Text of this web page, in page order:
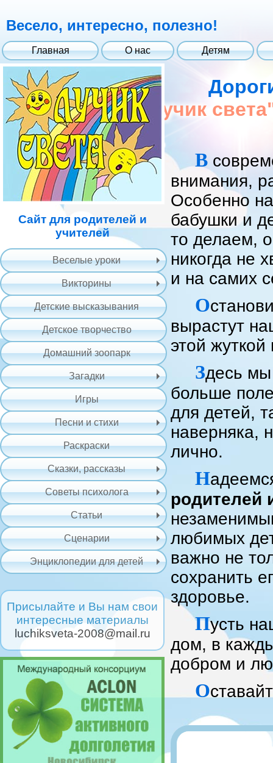
Весело, интересно, полезно!
Главная О нас Детям
Сайт для родителей и
учителей
Веселые уроки
Викторины
Детские высказывания
Детское творчество
Домашний зоопарк
Загадки
Игры
Песни и стихи
Раскраски
Сказки, рассказы
Советы психолога
Статьи
Сценарии
Энциклопедии для детей
Присылайте и Вы нам свои
интересные материалы
luchiksveta-2008@mail.ru
"Лучик
В
внимания,
Особенно
бабушки и
то делаем,
никогда не
и на самих
О
вырастут
этой жуткой
Здесь мы
больше
для детей,
наверняка,
лично.
Н
родителей
любимых
важно не
сохранить
здоровье.
Пусть
дом, в
добром и
О